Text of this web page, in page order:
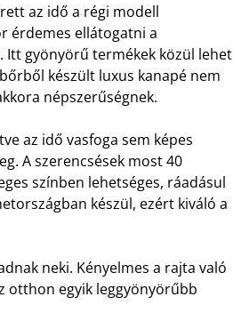
az idő a régi modell
érdemes ellátogatni a
Itt gyönyörű termékek közül lehet
készült luxus kanapé nem
népszerűségnek.
az idő vasfoga sem képes
A szerencsések most 40
színben lehetséges, ráadásul
készül, ezért kiváló a
neki. Kényelmes a rajta való
otthon egyik leggyönyörűbb